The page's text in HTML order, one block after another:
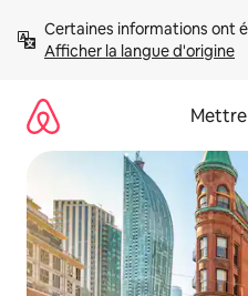
directement
Afficher la langue d'origine